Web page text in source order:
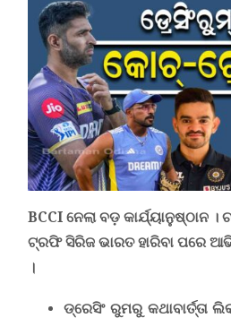
BCCIନେଲା ବଡ଼ କାର୍ଯ୍ୟାନୁଷ୍ଠାନ ।
ଟ୍ରଫି ସିରିଜ ଭାରତ ହାରିବା ପରେ
।
ଡ୍ରେସିଂ ରୁମରୁ କଥାବାର୍ତ୍ତା